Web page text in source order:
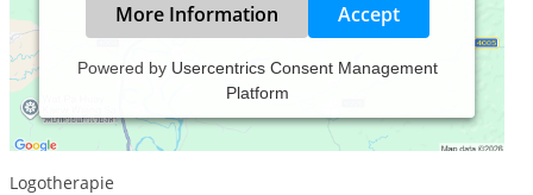
More Information Accept
Powered by Usercentrics Consent Management
Platform
Heilpraktikerin für Psychotherapie
Praxis für Psychotherapie
Logotherapie